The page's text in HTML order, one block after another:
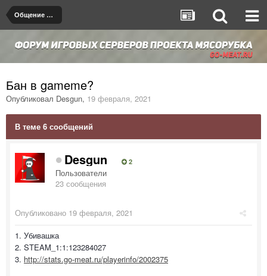
Общение на любые темы
Бан в gameme?
Опубликовал Desgun, 19 февраля, 2021
В теме 6 сообщений
Desgun 2
Пользователи
23 сообщения
Опубликовано 19 февраля, 2021
1. Убивашка
2. STEAM_1:1:123284027
3. http://stats.go-meat.ru/playerinfo/2002375